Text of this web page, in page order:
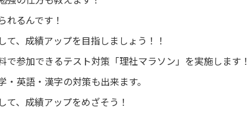
れるんです！
、成績アップを目指しましょう！！
で参加できるテスト対策「理社マラソン」を実施します！
英語・漢字の対策も出来ます。
、成績アップをめざそう！